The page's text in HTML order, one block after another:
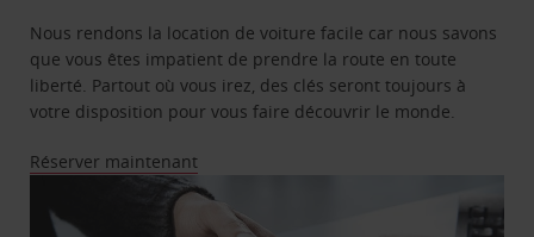
Nous rendons la location de voiture facile car nous savons
que vous êtes impatient de prendre la route en toute
liberté. Partout où vous irez, des clés seront toujours à
votre disposition pour vous faire découvrir le monde.
Réserver maintenant